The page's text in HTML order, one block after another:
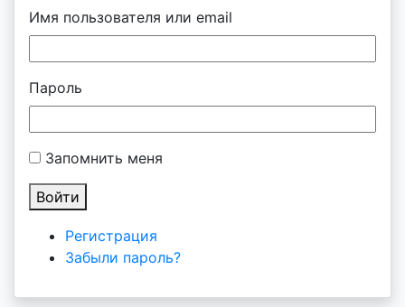
Имя пользователя или email
Пароль
Запомнить меня
Войти
Регистрация
Забыли пароль?